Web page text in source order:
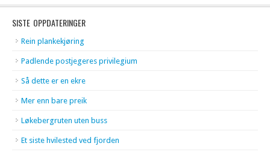
SISTE OPPDATERINGER
Rein plankekjøring
Padlende postjegeres privilegium
Så dette er en ekre
Mer enn bare preik
Løkebergruten uten buss
Et siste hvilested ved fjorden